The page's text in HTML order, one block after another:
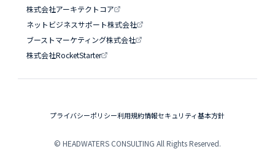
株式会社アーキテクトコア
ネットビジネスサポート株式会社
ブーストマーケティング株式会社
株式会社RocketStarter
© HEADWATERS CONSULTING All Rights Reserved.
プライバシーポリシー利用規約情報セキュリティ基本方針